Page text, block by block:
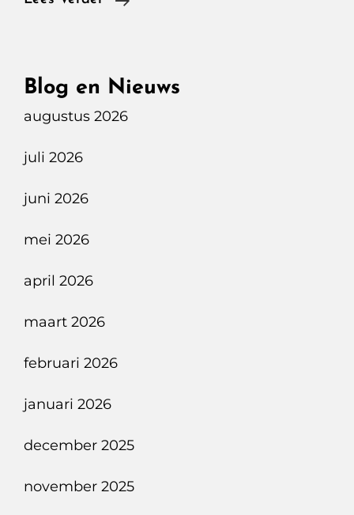
In
Blog en Nieuws
augustus 2026
juli 2026
juni 2026
mei 2026
april 2026
maart 2026
februari 2026
januari 2026
december 2025
november 2025